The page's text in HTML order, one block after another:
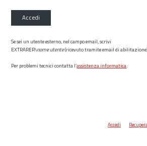
Accedi
Se sei un utente esterno, nel campo email, scrivi
EXTRARER\nome utente(ricevuto tramite email di abilitazione)
Per problemi tecnici contatta l’assistenza informatica.
Accedi